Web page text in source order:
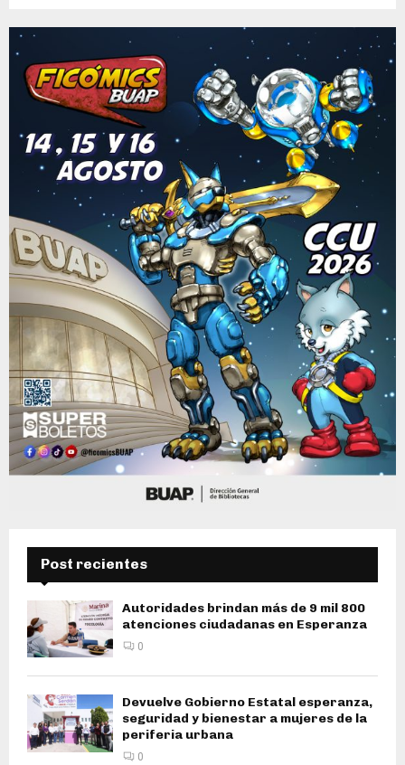
Post recientes
Autoridades brindan más de 9 mil 800
atenciones ciudadanas en Esperanza
0
Devuelve Gobierno Estatal esperanza,
seguridad y bienestar a mujeres de la
periferia urbana
0